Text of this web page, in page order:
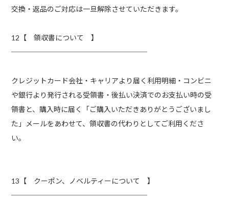
交換・返品のご対応は一旦解除させていただきます。ㅤㅤㅤㅤㅤㅤㅤㅤㅤㅤㅤㅤㅤ
12【 領収書について 】
───────────────────
クレジットカード会社・キャリアより届く利用明細・コンビニ
や銀行より発行される受領書・後払い決済でのお支払い時の受
領書と、購入時に届く「ご購入いただきありがとうございまし
た」メールをあわせて、領収書の代わりとしてご利用くださ
い。
13【 クーポン、ノベルティーについて 】
───────────────────